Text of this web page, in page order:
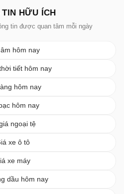
TIN HỮU ÍCH
tin được quan tâm mỗi ngày
hôm nay
tiết hôm nay
hôm nay
hôm nay
ngoại tệ
xe ô tô
xe máy
dầu hôm nay